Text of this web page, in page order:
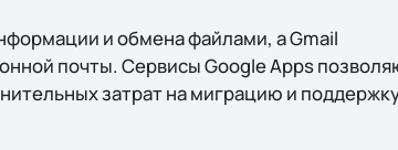
и обмена файлами, а Gmail
почты. Сервисы Google Apps
затрат на миграцию и